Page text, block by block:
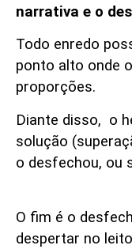
narrativa e o
Todo enredo
ponto alto onde
proporções.
Diante disso, o
solução
o desfechou, ou
O fim é o
despertar no